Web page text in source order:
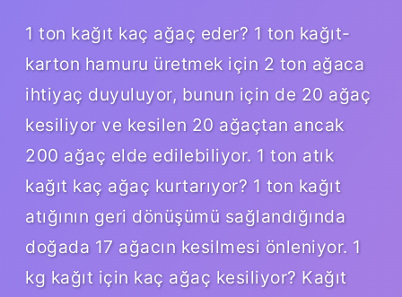
1 ton kağıt kaç ağaç eder? 1 ton kağıt-
karton hamuru üretmek için 2 ton ağaca
ihtiyaç duyuluyor, bunun için de 20 ağaç
kesiliyor ve kesilen 20 ağaçtan ancak
200 ağaç elde edilebiliyor. 1 ton atık
kağıt kaç ağaç kurtarıyor? 1 ton kağıt
atığının geri dönüşümü sağlandığında
doğada 17 ağacın kesilmesi önleniyor. 1
kg kağıt için kaç ağaç kesiliyor? Kağıt